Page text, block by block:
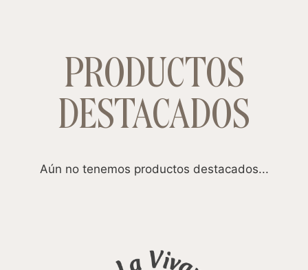
PRODUCTOS
DESTACADOS
Aún no tenemos productos destacados...